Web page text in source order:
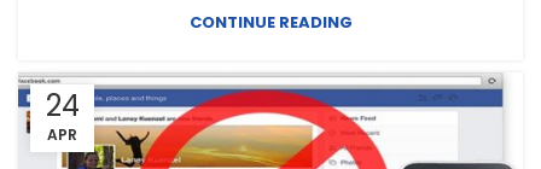
CONTINUE READING
24
APR